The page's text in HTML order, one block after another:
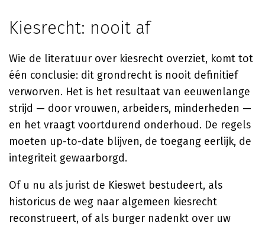
Kiesrecht: nooit af
Wie de literatuur over kiesrecht overziet, komt tot
één conclusie: dit grondrecht is nooit definitief
verworven. Het is het resultaat van eeuwenlange
strijd — door vrouwen, arbeiders, minderheden —
en het vraagt voortdurend onderhoud. De regels
moeten up-to-date blijven, de toegang eerlijk, de
integriteit gewaarborgd.
Of u nu als jurist de Kieswet bestudeert, als
historicus de weg naar algemeen kiesrecht
reconstrueert, of als burger nadenkt over uw